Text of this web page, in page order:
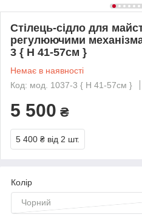
Стілець-сідло для
регулюючими
3 { H 41-57см }
Немає в наявності
Код: мод. 1037-3 { H 41-57см }
5 500 ₴
5 400 ₴ від 2 шт.
Колір
Чорний